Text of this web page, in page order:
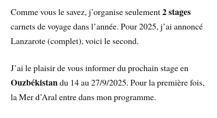
Comme vous le savez, j’organise seulement2 stages
carnets de voyage dans l’année. Pour 2025, j’ai annoncé
Lanzarote (complet), voici le second.
J’ai le plaisir de vous informer du prochain stage en
Ouzbékistandu 14 au 27/9/2025. Pour la première fois,
la Mer d’Aral entre dans mon programme.